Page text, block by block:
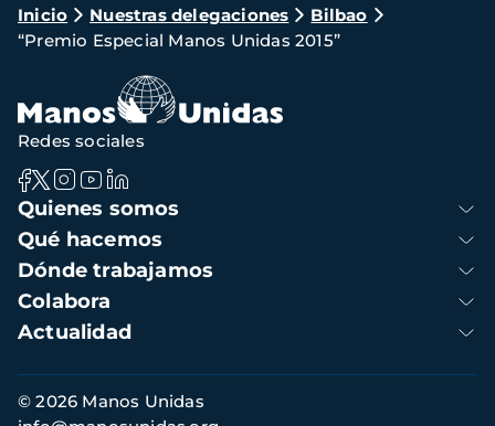
Ruta
de
navegación
Inicio Nuestras delegaciones
Bilbao
“Premio Especial Manos Unidas 2015”
Navegación
principal
Quienes somos
Qué hacemos
Dónde trabajamos
Colabora
Actualidad
Redes sociales
Información
de
© 2026 Manos Unidas